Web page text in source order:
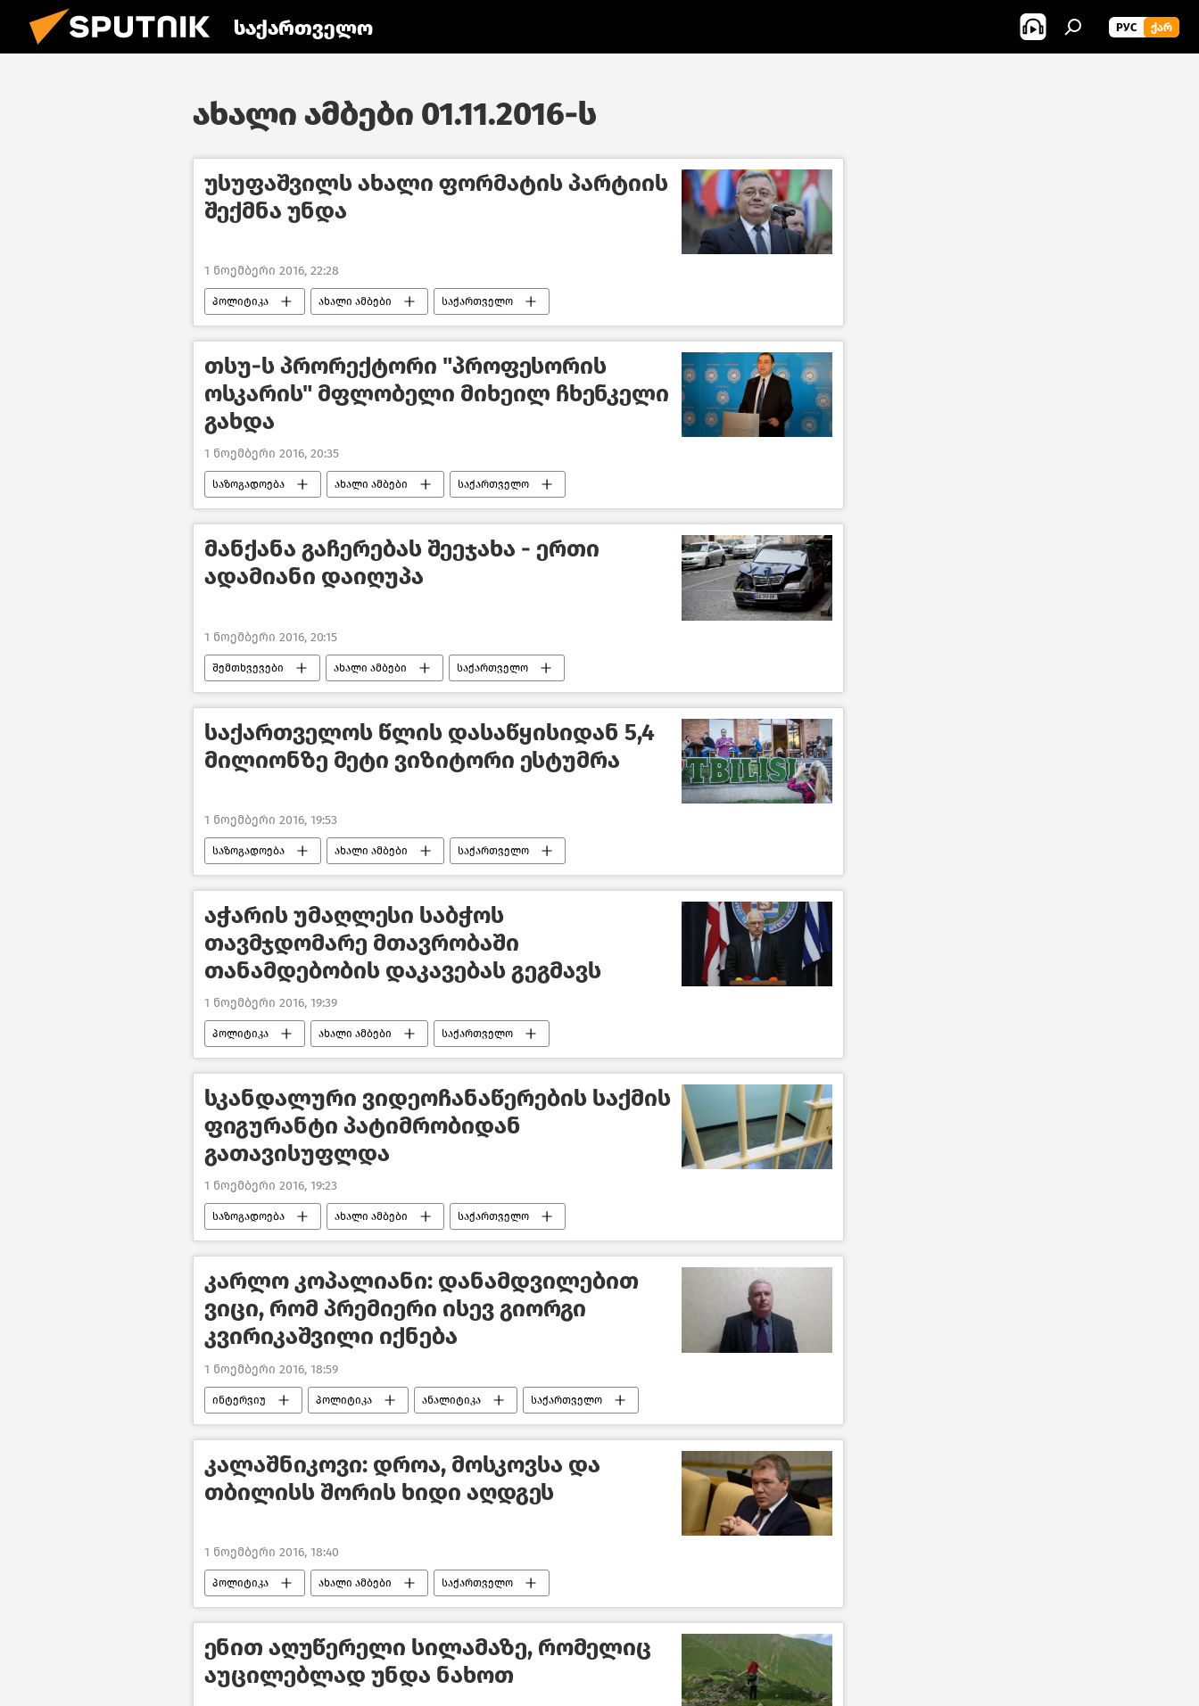
საქართველო РУС ᲥᲐᲠ
ახალი ამბები 01.11.2016-ს
უსუფაშვილს ახალი ფორმატის პარტიის
შექმნა უნდა
1 ნოემბერი 2016, 22:28
პოლიტიკა ახალი ამბები საქართველო
თსუ-ს პრორექტორი "პროფესორის
ოსკარის" მფლობელი მიხეილ ჩხენკელი
გახდა
1 ნოემბერი 2016, 20:35
საზოგადოება ახალი ამბები საქართველო
მანქანა გაჩერებას შეეჯახა - ერთი
ადამიანი დაიღუპა
1 ნოემბერი 2016, 20:15
შემთხვევები ახალი ამბები საქართველო
საქართველოს წლის დასაწყისიდან 5,4
მილიონზე მეტი ვიზიტორი ესტუმრა
1 ნოემბერი 2016, 19:53
საზოგადოება ახალი ამბები საქართველო
აჭარის უმაღლესი საბჭოს
თავმჯდომარე მთავრობაში
თანამდებობის დაკავებას გეგმავს
1 ნოემბერი 2016, 19:39
პოლიტიკა ახალი ამბები საქართველო
სკანდალური ვიდეოჩანაწერების საქმის
ფიგურანტი პატიმრობიდან
გათავისუფლდა
1 ნოემბერი 2016, 19:23
საზოგადოება ახალი ამბები საქართველო
კარლო კოპალიანი: დანამდვილებით
ვიცი, რომ პრემიერი ისევ გიორგი
კვირიკაშვილი იქნება
1 ნოემბერი 2016, 18:59
ინტერვიუ პოლიტიკა ანალიტიკა საქართველო
კალაშნიკოვი: დროა, მოსკოვსა და
თბილისს შორის ხიდი აღდგეს
1 ნოემბერი 2016, 18:40
პოლიტიკა ახალი ამბები საქართველო
ენით აღუწერელი სილამაზე, რომელიც
აუცილებლად უნდა ნახოთ